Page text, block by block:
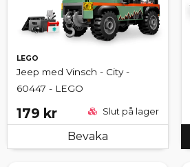
LEGO
Jeep med Vinsch - City -
60447 - LEGO
179 kr Slut på lager
Bevaka